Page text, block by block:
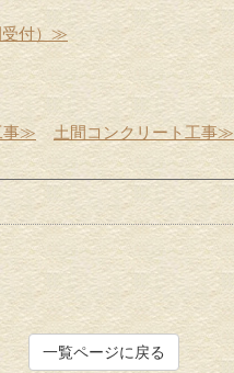
受付）≫
事≫ 土間コンクリート工事≫
一覧ページに戻る